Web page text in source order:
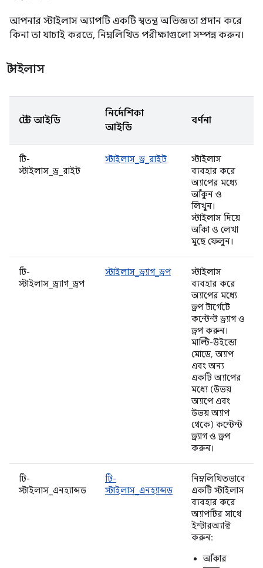
আপনার স্টাইলাস অ্যাপটি একটি স্বতন্ত্র অভিজ্ঞতা প্রদান করে
কিনা তা যাচাই করতে, নিম্নলিখিত পরীক্ষাগুলো সম্পন্ন করুন।
স্টাইলাস
টেস্ট আইডি
নির্দেশিকা
আইডি
বর্ণনা
টি-
স্টাইলাস_ড্র_রাইট
স্টাইলাস_ড্র_রাইট
স্টাইলাস
ব্যবহার করে
অ্যাপের মধ্যে
আঁকুন ও
লিখুন।
স্টাইলাস দিয়ে
আঁকা ও লেখা
মুছে ফেলুন।
টি-
স্টাইলাস_ড্র্যাগ_ড্রপ
স্টাইলাস_ড্র্যাগ_ড্রপ
স্টাইলাস
ব্যবহার করে
অ্যাপের মধ্যে
ড্রপ টার্গেটে
কন্টেন্ট ড্র্যাগ ও
ড্রপ করুন।
মাল্টি-উইন্ডো
মোডে, অ্যাপ
এবং অন্য
একটি অ্যাপের
মধ্যে (উভয়
অ্যাপে এবং
উভয় অ্যাপ
থেকে) কন্টেন্ট
ড্র্যাগ ও ড্রপ
করুন।
টি-
স্টাইলাস_এনহ্যান্সড
টি-
স্টাইলাস_এনহ্যান্সড
নিম্নলিখিতভাবে
একটি স্টাইলাস
ব্যবহার করে
অ্যাপটির সাথে
ইন্টারঅ্যাক্ট
করুন:
আঁকার